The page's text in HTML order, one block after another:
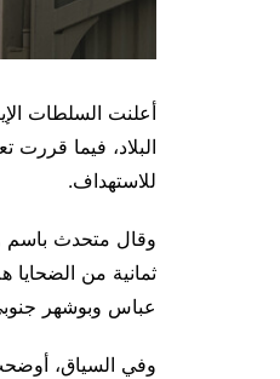
البلاد، فيما
للاستهداف.
ثمانية من الضحايا
عباس وبوشهر جنوبي
وفي السياق،